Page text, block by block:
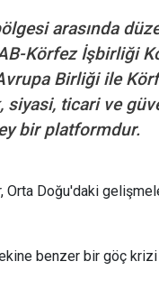
arasında
Körfez İşbirliği
Birliği ile
siyasi, ticari ve
bir platformdur.
Orta Doğu'daki
benzer bir göç
İş yerinin 9 bin
suçlanıyor: Teminata